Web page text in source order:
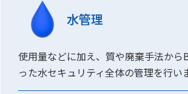
水管理
使用量などに加え、質や廃棄手法から
った水セキュリティ全体の管理を行い